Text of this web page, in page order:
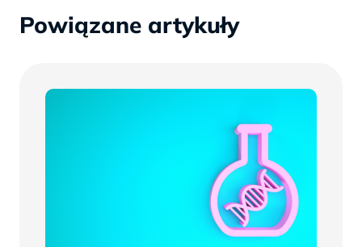
Powiązane artykuły